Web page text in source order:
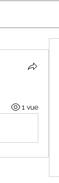
1 vue